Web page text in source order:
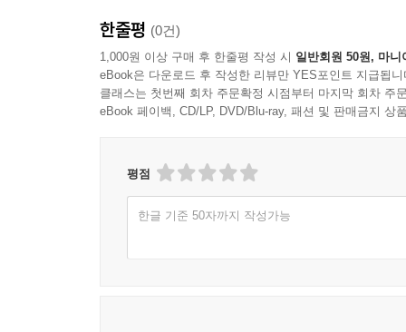
한줄평 (0건)
1,000원 이상 구매 후 한줄평 작성 시 일반회원 50원, 마니
eBook은 다운로드 후 작성한 리뷰만 YES포인트 지급됩니
클래스는 첫번째 회차 주문확정 시점부터 마지막 회차 주
eBook 페이백, CD/LP, DVD/Blu-ray, 패션 및 판매금지 상
평점
한글 기준 50자까지 작성가능